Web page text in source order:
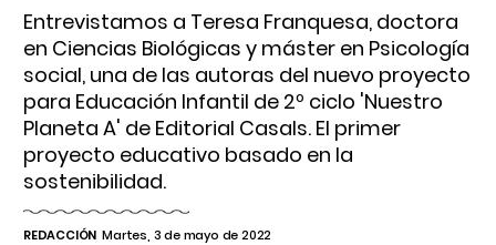
Entrevistamos a Teresa Franquesa, doctora
en Ciencias Biológicas y máster en Psicología
social, una de las autoras del nuevo proyecto
para Educación Infantil de 2º ciclo 'Nuestro
Planeta A' de Editorial Casals. El primer
proyecto educativo basado en la
sostenibilidad.
REDACCIÓN Martes, 3 de mayo de 2022